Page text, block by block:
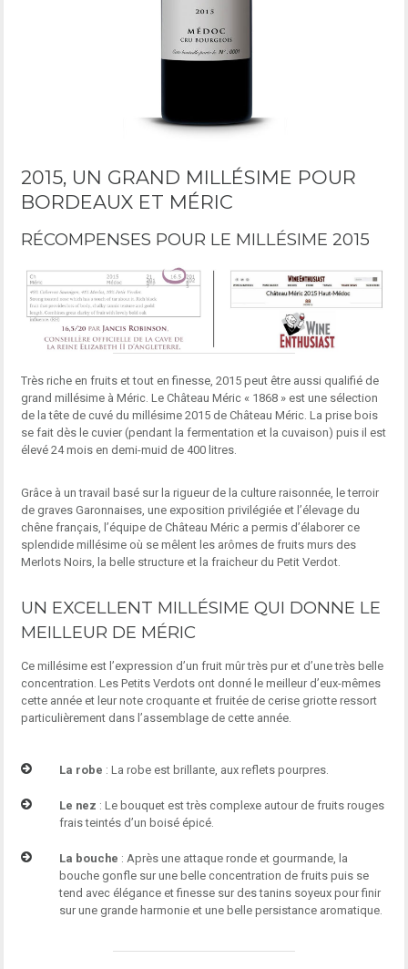
2015, UN GRAND MILLÉSIME POUR
BORDEAUX ET MÉRIC
RÉCOMPENSES POUR LE MILLÉSIME 2015
Très riche en fruits et tout en finesse, 2015 peut être aussi qualifié de
grand millésime à Méric. Le Château Méric « 1868 » est une sélection
de la tête de cuvé du millésime 2015 de Château Méric. La prise bois
se fait dès le cuvier (pendant la fermentation et la cuvaison) puis il est
élevé 24 mois en demi-muid de 400 litres.
Grâce à un travail basé sur la rigueur de la culture raisonnée, le terroir
de graves Garonnaises, une exposition privilégiée et l’élevage du
chêne français, l’équipe de Château Méric a permis d’élaborer ce
splendide millésime où se mêlent les arômes de fruits murs des
Merlots Noirs, la belle structure et la fraicheur du Petit Verdot.
UN EXCELLENT MILLÉSIME QUI DONNE LE
MEILLEUR DE MÉRIC
Ce millésime est l’expression d’un fruit mûr très pur et d’une très belle
concentration. Les Petits Verdots ont donné le meilleur d’eux-mêmes
cette année et leur note croquante et fruitée de cerise griotte ressort
particulièrement dans l’assemblage de cette année.
La robe : La robe est brillante, aux reflets pourpres.
Le nez : Le bouquet est très complexe autour de fruits rouges
frais teintés d’un boisé épicé.
La bouche : Après une attaque ronde et gourmande, la
bouche gonfle sur une belle concentration de fruits puis se
tend avec élégance et finesse sur des tanins soyeux pour finir
sur une grande harmonie et une belle persistance aromatique.